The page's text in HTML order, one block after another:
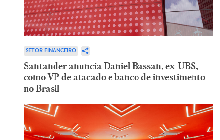
SETOR FINANCEIRO
Santander anuncia Daniel Bassan, ex-UBS,
como VP de atacado e banco de investimento
no Brasil